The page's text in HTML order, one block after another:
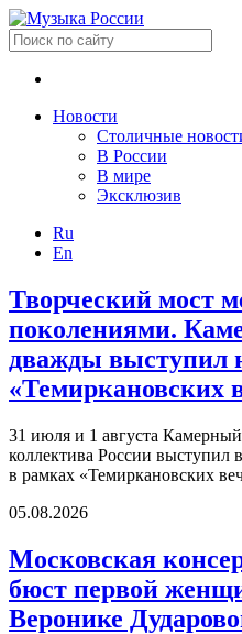
Новости
Столичные
В России
В мире
Эксклюзив
Ru
En
Творческий мост
поколениями.
дважды выступил
«Темиркановских
31 июля и 1 августа
коллектива России выступил
в рамках «Темиркановских
05.08.2026
Московская
бюст первой
Веронике